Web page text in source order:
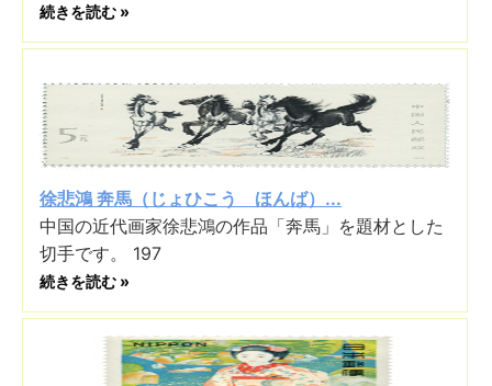
続きを読む »
徐悲鴻 奔馬（じょひこう ほんば）...
中国の近代画家徐悲鴻の作品「奔馬」を題材とした
切手です。 197
続きを読む »